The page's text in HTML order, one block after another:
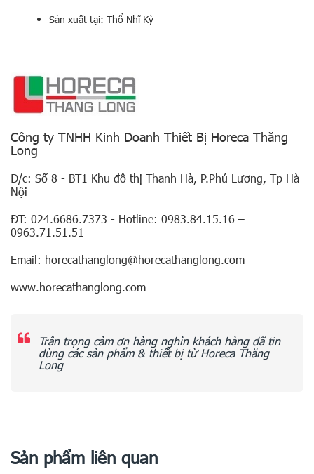
Sản xuất tại: Thổ Nhĩ Kỳ
Công ty TNHH Kinh Doanh Thiết Bị Horeca Thăng
Long
Đ/c: Số 8 - BT1 Khu đô thị Thanh Hà, P.Phú Lương, Tp Hà
Nội
ĐT: 024.6686.7373 - Hotline: 0983.84.15.16 –
0963.71.51.51
Email: horecathanglong@horecathanglong.com
www.horecathanglong.com
Trân trọng cảm ơn hàng nghìn khách hàng đã tin
dùng các sản phẩm & thiết bị từ Horeca Thăng
Long
Sản phẩm liên quan